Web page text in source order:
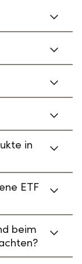
in
ETF
beim